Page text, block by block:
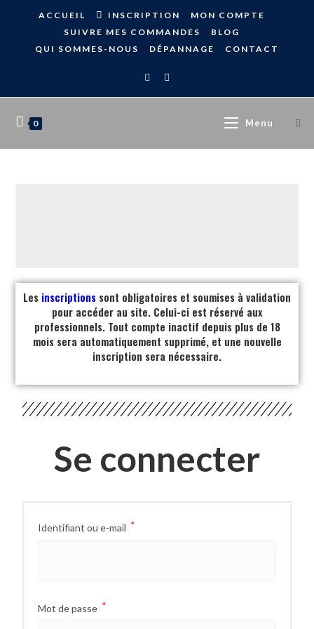
ACCUEIL INSCRIPTION
MON COMPTE
SUIVRE MES COMMANDES
BLOG
QUI SOMMES-NOUS
DÉPANNAGE CONTACT
0 Menu
Les inscriptions sont obligatoires et soumises à validation
pour accéder au site. Celui-ci est réservé aux
professionnels. Tout compte inactif depuis plus de 18
mois sera automatiquement supprimé, et une nouvelle
inscription sera nécessaire.
Se connecter
Identifiant ou e-mail *
Mot de passe *